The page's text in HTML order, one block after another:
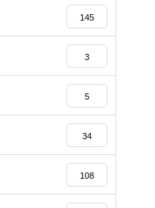
145
3
5
34
108